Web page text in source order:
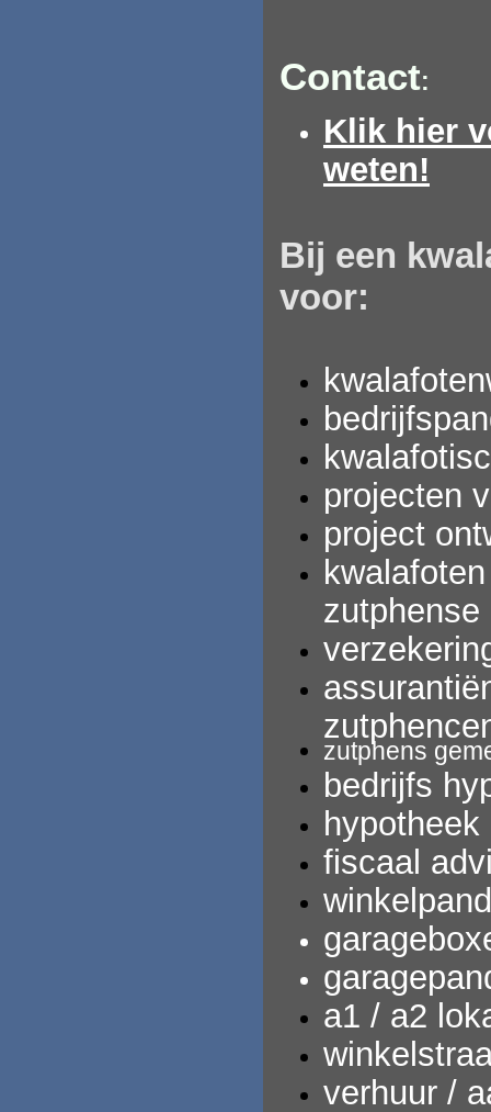
Contact:
Klik hier
weten!
Bij een
voor:
projecten
project
zutphense
zutphens
bedrijfs
fiscaal
a1 / a2
verhuur /